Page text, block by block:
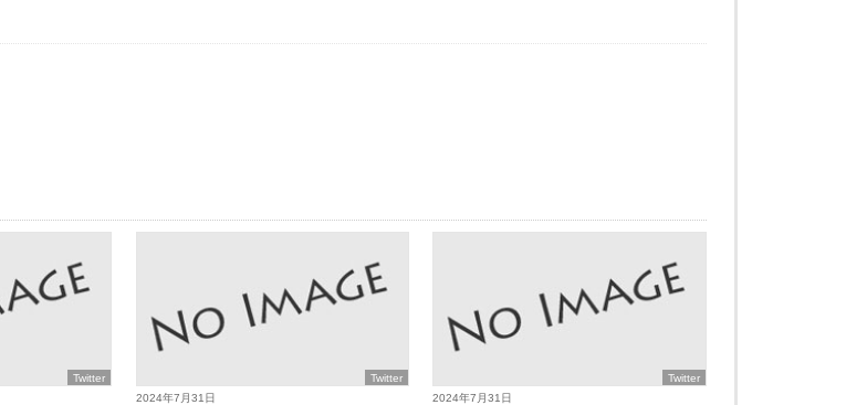
Twitter
Twitter
2024年7月31日
Twitter
2024年7月31日